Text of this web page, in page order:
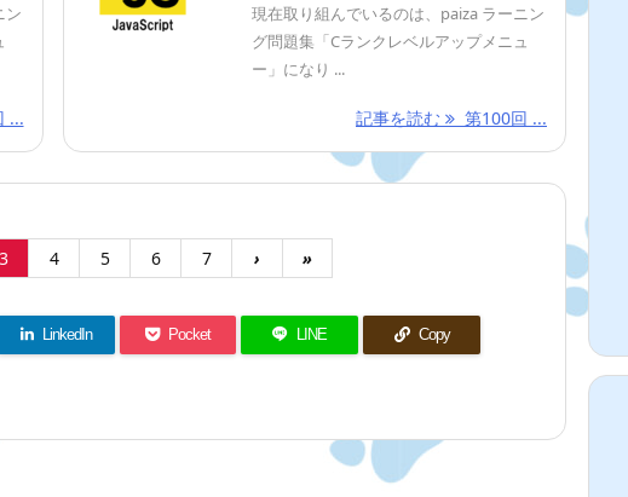
ン
...
現在取り組んでいるのは、paiza ラーニン
グ問題集「Cランクレベルアップメニュ
ー」になり ...
記事を読む 第100回 ...
3 4 5 6 7 › »
LinkedIn Pocket LINE Copy